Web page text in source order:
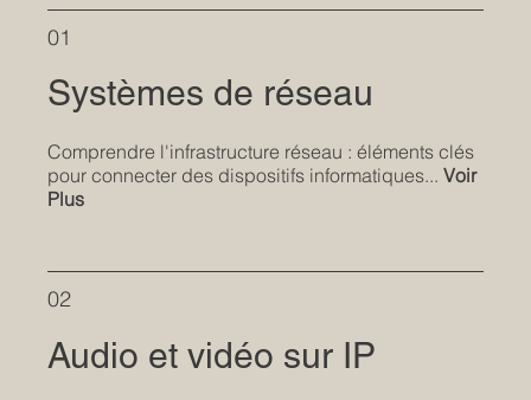
01
Systèmes de réseau
Comprendre l'infrastructure réseau : éléments clés
pour connecter des dispositifs informatiques... Voir
Plus
02
Audio et vidéo sur IP